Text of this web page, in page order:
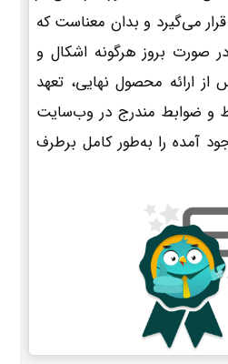
می‌گیرد و بدان معناست که
صورت بروز هرگونه اشکال و
ارائه محصول نهایی، تعهد
و ضوابط مندرج در وب‌سایت
آمده را به‌طور کامل برطرف